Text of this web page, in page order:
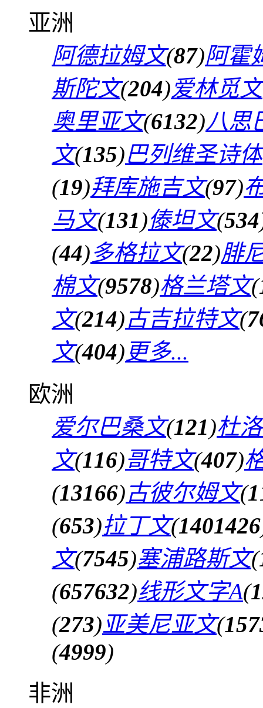
亚洲
阿德拉姆文(87)阿霍
斯陀文(204)爱林觅文
奥里亚文(6132)八思
文(135)巴列维圣诗体
(19)拜库施吉文(97)
马文(131)傣坦文(534
(44)多格拉文(22)腓
棉文(9578)格兰塔文(
文(214)古吉拉特文(
文(404) 更多...
欧洲
爱尔巴桑文(121)杜
文(116)哥特文(407)
(13166)古彼尔姆文(
(653)拉丁文(1401426
文(7545)塞浦路斯文(
(657632)线形文字A(
(273)亚美尼亚文(
(4999)
非洲